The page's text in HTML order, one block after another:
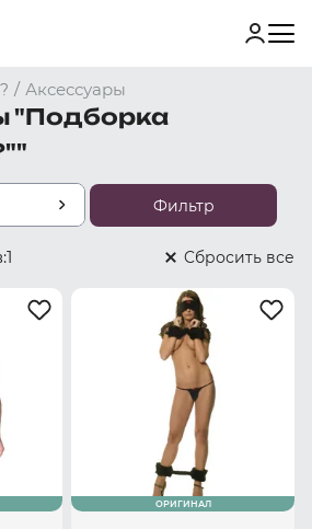
/ Аксессуары
"Подборка
Фильтр
1 Cбросить все
ОРИГИНАЛ